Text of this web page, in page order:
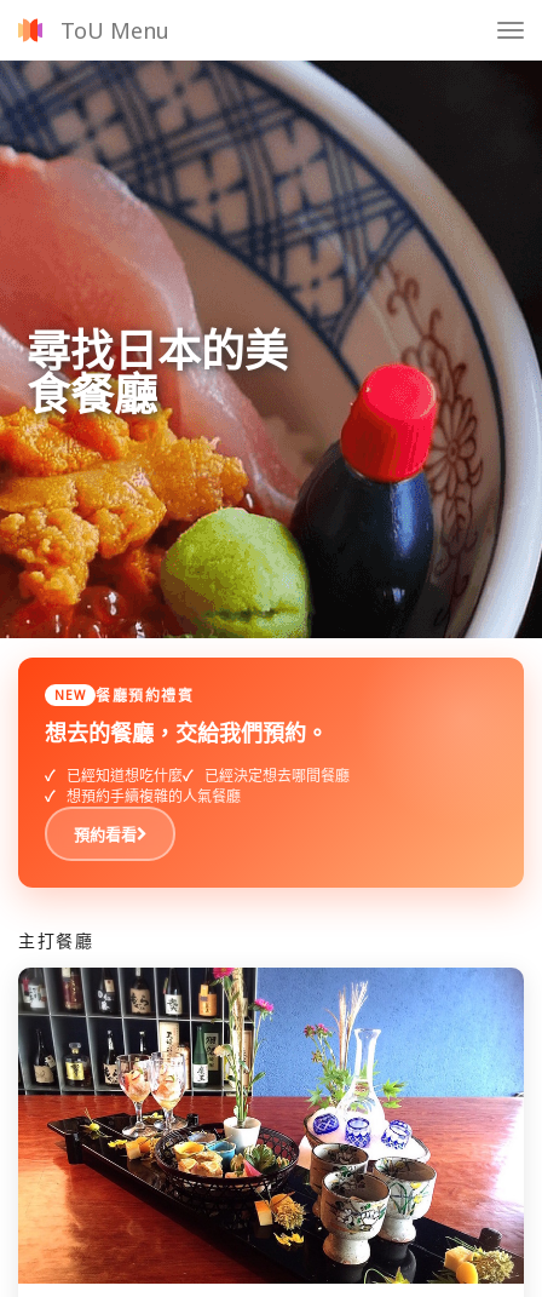
ToU Menu
尋找日本的美
食餐廳
NEW 餐廳預約禮賓
想去的餐廳，交給我們預約。
已經知道想吃什麼
已經決定想去哪間餐廳
想預約手續複雜的人氣餐廳
預約看看
主打餐廳